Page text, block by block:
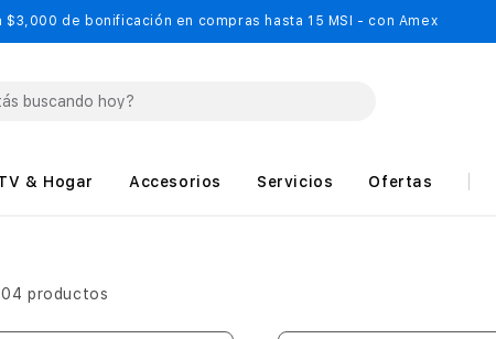
$3,000 de bonificación en compras hasta 15 MSI - con Amex
& Hogar Accesorios Servicios Ofertas
productos